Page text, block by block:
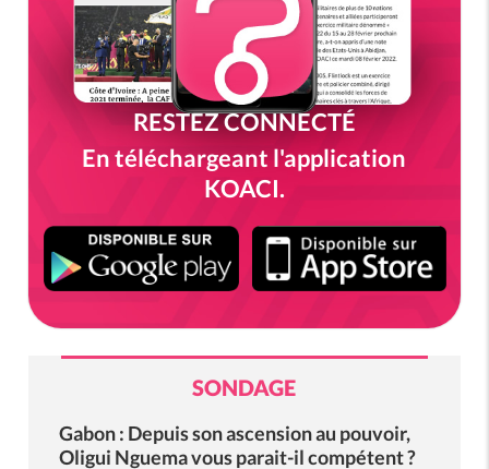
RESTEZ CONNECTÉ
En téléchargeant l'application
KOACI.
SONDAGE
Gabon : Depuis son ascension au pouvoir,
Oligui Nguema vous parait-il compétent ?